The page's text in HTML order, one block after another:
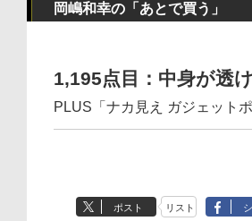
岡嶋和幸の「あとで買う」
1,195点目：中身が透
PLUS「ナカ見え ガジェットポ
ポスト リスト